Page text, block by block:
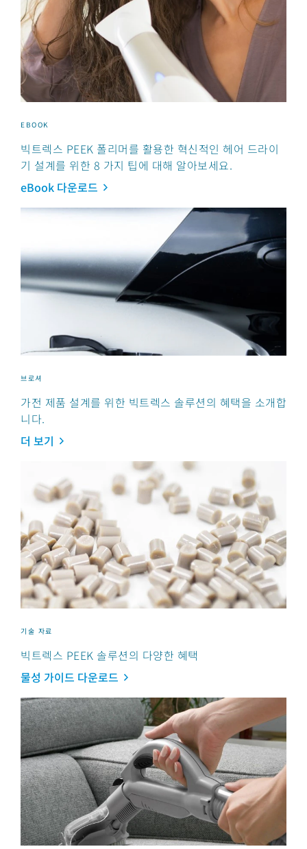
EBOOK
빅트렉스 PEEK 폴리머를 활용한 혁신적인 헤어 드라이
기 설계를 위한 8 가지 팁에 대해 알아보세요.
eBook 다운로드
브로셔
가전 제품 설계를 위한 빅트렉스 솔루션의 혜택을 소개합
니다.
더 보기
기술 자료
빅트렉스 PEEK 솔루션의 다양한 혜택
물성 가이드 다운로드